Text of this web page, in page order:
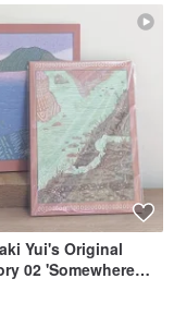
Yui's Original
02 'Somewhere